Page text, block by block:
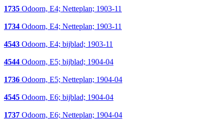
1735 Odoorn, E4; Netteplan; 1903-11
1734 Odoorn, E4; Netteplan; 1903-11
4543 Odoorn, E4; bijblad; 1903-11
4544 Odoorn, E5; bijblad; 1904-04
1736 Odoorn, E5; Netteplan; 1904-04
4545 Odoorn, E6; bijblad; 1904-04
1737 Odoorn, E6; Netteplan; 1904-04